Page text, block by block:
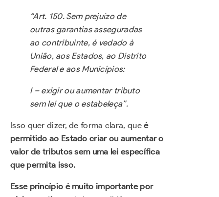
“Art. 150. Sem prejuízo de
outras garantias asseguradas
ao contribuinte, é vedado à
União, aos Estados, ao Distrito
Federal e aos Municípios:
I – exigir ou aumentar tributo
sem lei que o estabeleça”.
Isso quer dizer, de forma clara, queé
permitido ao Estado criar ou aumentar o
valor de tributos sem uma lei específica
que permita isso.
Esse princípio é muito importante por